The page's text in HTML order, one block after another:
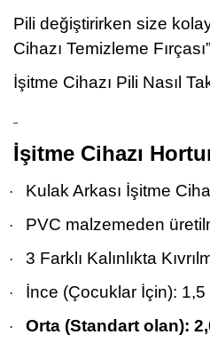
Pili değiştirirken size
Cihazı Temizleme
İşitme Cihazı Pili Nasıl
İşitme Cihazı
· Kulak Arkası İşitme
· PVC malzemeden
· 3 Farklı Kalınlıkta
· İnce (Çocuklar İçin):
· Orta (Standart olan):